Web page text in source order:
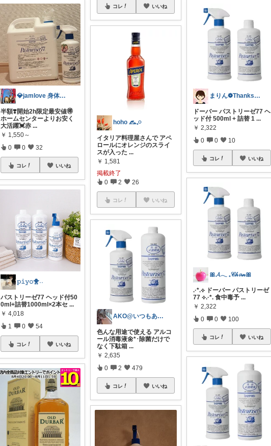
💎jamlove 身体に優しく
半額❣️開始2h限定最安値🉐
ホームセンターよりお安く
大活躍💓赤 ...
￥ 1,550～
0 0 32
コレ いいね
𝚙𝚒𝚢𝚘🐥˒˒
パストリーゼ77 ヘッド付50
0ml+詰替1000ml×2本セ ...
￥ 4,018
1 0 54
コレ いいね
コレ いいね
hoho 𓃺𓈒𓏸
イタリア料理屋さんで アペ
ロールにオレンジのスライ
スが入った...
￥ 1,581
掲載終了
0 2 26
コレ いいね
AKO@いつもありがとう🐾໊¨̮✩︎
色んな用途で使える アルコ
ール消毒液🌼*･除菌だけで
なく下駄箱 ...
￥ 2,635
0 2 479
コレ いいね
まりん❁Thanks a lot‪ ❤︎
ドーバー パストリーゼ77 ヘ
ッド付 500ml + 詰替 1 ...
￥ 2,322
0 0 10
コレ いいね
🎀𝓐𓂃 𓈒𝒞𝒽𝓪𝓃🎀
.·*.⟡ ドーバー パストリーゼ
77 ⟡.·*. 食中毒予 ...
￥ 2,322
0 0 100
コレ いいね